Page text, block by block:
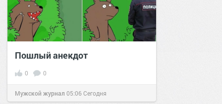
Пошлый анекдот
0 0
Мужской журнал 05:06Сегодня